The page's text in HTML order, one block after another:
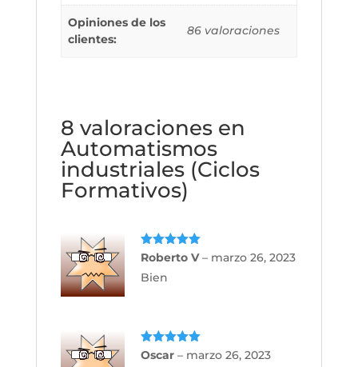
Opiniones de los
clientes:
86 valoraciones
8 valoraciones en
Automatismos
industriales (Ciclos
Formativos)
Valorado
Roberto V– marzo 26, 2023
Bien
Valorado
Oscar – marzo 26, 2023